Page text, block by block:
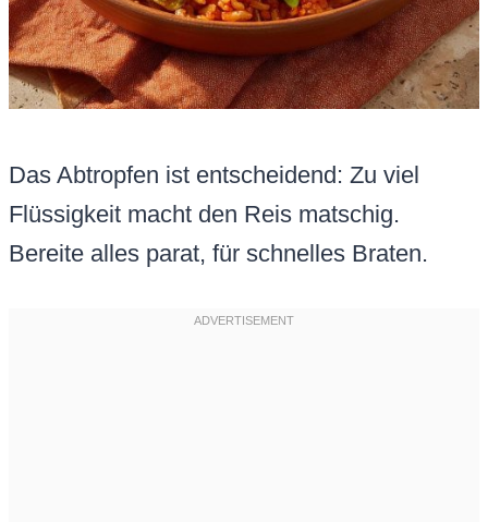
Das Abtropfen ist entscheidend: Zu viel
Flüssigkeit macht den Reis matschig.
Bereite alles parat, für schnelles Braten.